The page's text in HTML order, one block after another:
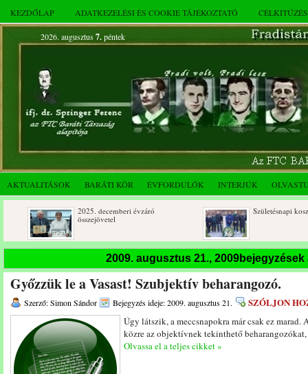
KEZDŐLAP ADATKEZELÉSI ÉS COOKIE TÁJÉKOZTATÓ
2026. augusztus 7.péntek
AKTUALITÁSOK BARÁTI KÖR ÉVFORDULÓK INTERJÚK
2025. decemberi évzáró
összejövetel
Születésnapi koszorúzások
2009. augusztus 21.,
Győzzük le a Vasast! Szubjektív beharangozó.
Szerző: Simon Sándor Bejegyzés ideje: 2009. augusztus 21. SZÓLJON
Úgy látszik, a meccsnapokra már csak ez
közre az objektívnek tekinthető
Olvassa el a teljes cikket »